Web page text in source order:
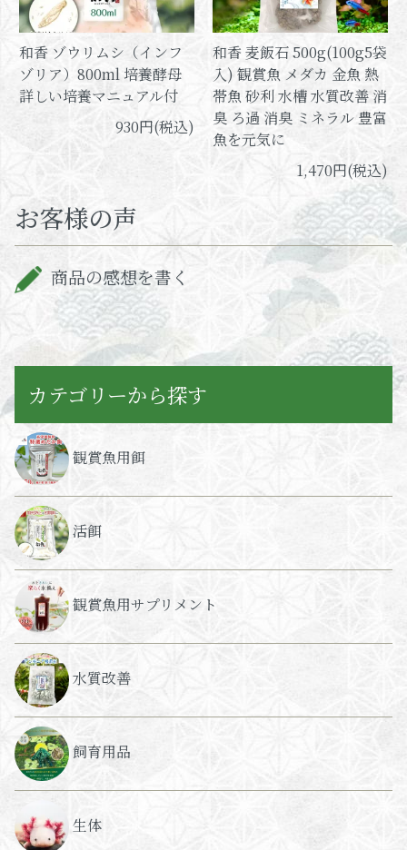
カテゴリーから探す
観賞魚用餌
活餌
観賞魚用サプリメント
水質改善
飼育用品
生体
和香 ゾウリムシ（インフ
ゾリア）800ml 培養酵母
詳しい培養マニュアル付
930円(税込)
和香 麦飯石 500g(100g5袋
入) 観賞魚 メダカ 金魚 熱
帯魚 砂利 水槽 水質改善 消
臭 ろ過 消臭 ミネラル 豊富
魚を元気に
1,470円(税込)
お客様の声
商品の感想を書く